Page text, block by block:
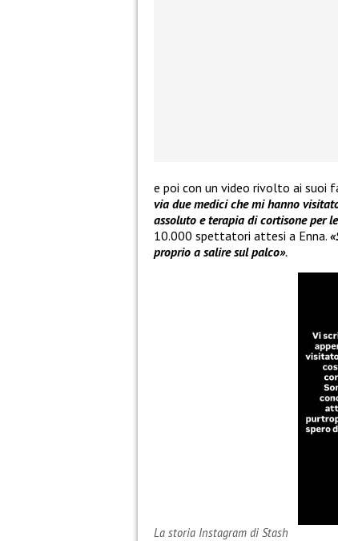
e poi con un video rivolto ai suoi
via due medici che mi hanno
assoluto e terapia di cortisone per
10.000 spettatori attesi a Enna.
proprio a salire sul palco».
La storia Instagram di Stash